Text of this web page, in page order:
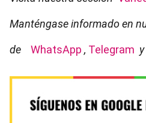
Manténgase informado en
de WhatsApp , Telegram y